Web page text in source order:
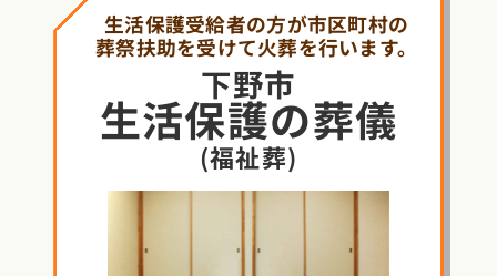
生活保護受給者の方が市区町村の
葬祭扶助を受けて火葬を行います。
下野市
生活保護の葬儀
(福祉葬)